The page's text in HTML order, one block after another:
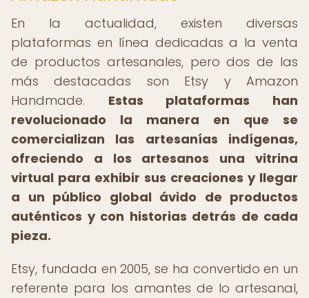
En la actualidad, existen diversas
plataformas en línea dedicadas a la venta
de productos artesanales, pero dos de las
más destacadas son Etsy y Amazon
Handmade. Estas plataformas han
revolucionado la manera en que se
comercializan las artesanías indígenas,
ofreciendo a los artesanos una vitrina
virtual para exhibir sus creaciones y llegar
a un público global ávido de productos
auténticos y con historias detrás de cada
pieza.
Etsy, fundada en 2005, se ha convertido en un
referente para los amantes de lo artesanal,